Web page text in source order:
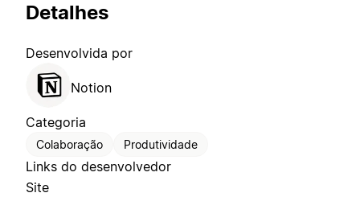
Detalhes
Desenvolvida por
Notion
Categoria
Colaboração Produtividade
Links do desenvolvedor
Site